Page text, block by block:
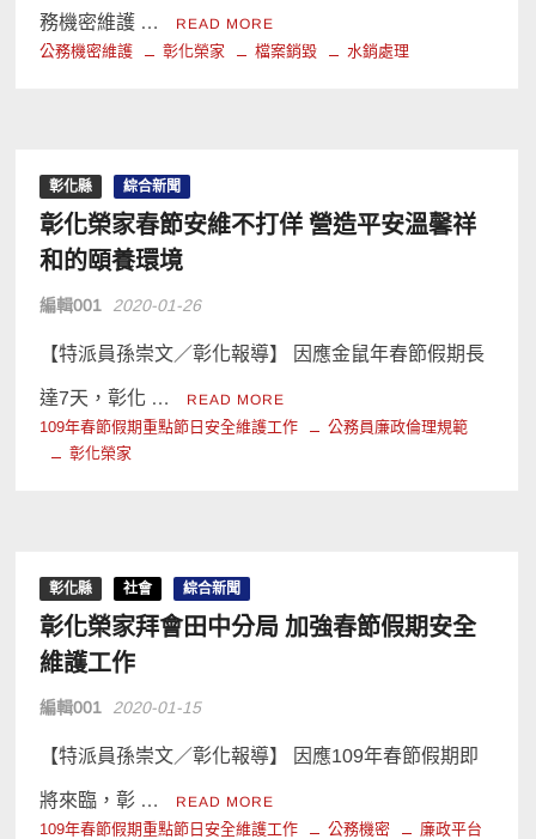
務機密維護 … READ MORE
公務機密維護 彰化榮家 檔案銷毀 水銷處理
彰化縣 綜合新聞
彰化榮家春節安維不打佯 營造平安溫馨祥
和的頤養環境
編輯001 2020-01-26
【特派員孫崇文／彰化報導】 因應金鼠年春節假期長
達7天，彰化 … READ MORE
109年春節假期重點節日安全維護工作
公務員廉政倫理規範
彰化榮家
彰化縣 社會 綜合新聞
彰化榮家拜會田中分局 加強春節假期安全
維護工作
編輯001 2020-01-15
【特派員孫崇文／彰化報導】 因應109年春節假期即
將來臨，彰 … READ MORE
109年春節假期重點節日安全維護工作 公務機密
廉政平台